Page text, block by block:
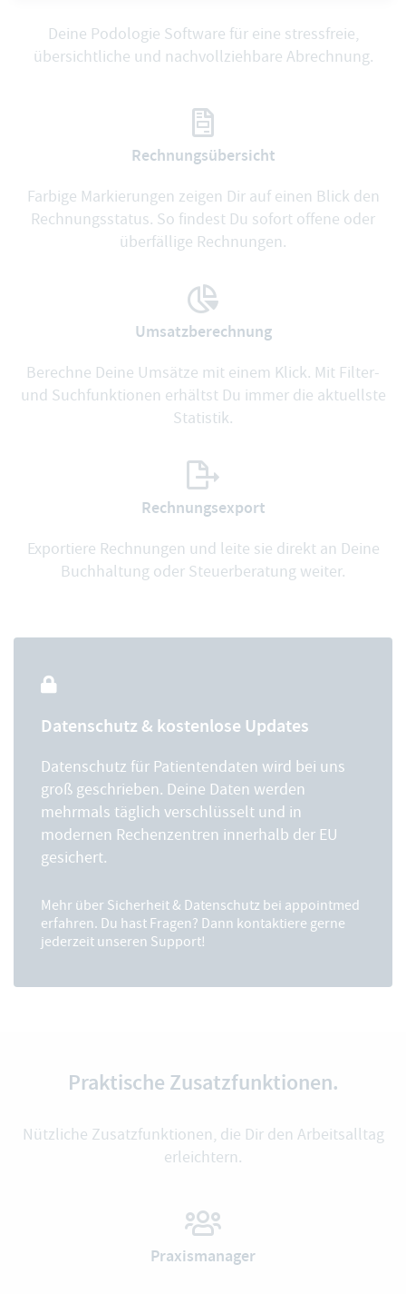
Deine Podologie Software für eine stressfreie,
übersichtliche und nachvollziehbare Abrechnung.
Rechnungsübersicht
Farbige Markierungen zeigen Dir auf einen Blick den
Rechnungsstatus. So findest Du sofort offene oder
überfällige Rechnungen.
Umsatzberechnung
Berechne Deine Umsätze mit einem Klick. Mit Filter-
und Suchfunktionen erhältst Du immer die aktuellste
Statistik.
Rechnungsexport
Exportiere Rechnungen und leite sie direkt an Deine
Buchhaltung oder Steuerberatung weiter.
Datenschutz & kostenlose Updates
Datenschutz für Patientendaten wird bei uns
groß geschrieben. Deine Daten werden
mehrmals täglich verschlüsselt und in
modernen Rechenzentren innerhalb der EU
gesichert.
Mehr über Sicherheit & Datenschutz bei appointmed
erfahren. Du hast Fragen? Dann kontaktiere gerne
jederzeit unseren Support!
Praktische Zusatzfunktionen.
Nützliche Zusatzfunktionen, die Dir den Arbeitsalltag
erleichtern.
Praxismanager